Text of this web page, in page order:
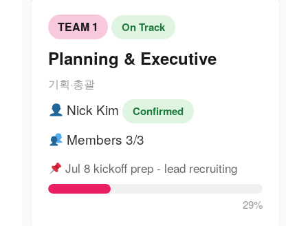
TEAM 1 On Track
Planning & Executive
기획·총괄
Nick Kim Confirmed
Members 3/3
Jul 8 kickoff prep - lead recruiting
29%